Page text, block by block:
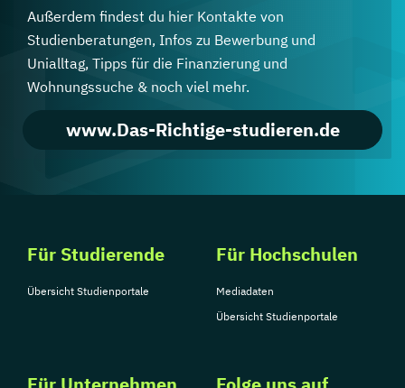
Außerdem findest du hier Kontakte von
Studienberatungen, Infos zu Bewerbung und
Unialltag, Tipps für die Finanzierung und
Wohnungssuche & noch viel mehr.
www.Das-Richtige-studieren.de
Für Studierende
Übersicht Studienportale
Für Hochschulen
Mediadaten
Übersicht Studienportale